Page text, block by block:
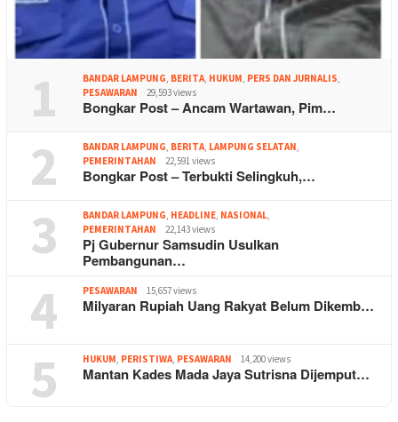
1 BANDAR LAMPUNG, BERITA, HUKUM, PERS DAN JURNALIS,
PESAWARAN
29,593 views
Bongkar Post – Ancam Wartawan, Pim…
2 BANDAR LAMPUNG, BERITA, LAMPUNG SELATAN,
PEMERINTAHAN
22,591 views
Bongkar Post – Terbukti Selingkuh,…
3 BANDAR LAMPUNG, HEADLINE, NASIONAL,
PEMERINTAHAN
22,143 views
Pj Gubernur Samsudin Usulkan
Pembangunan…
4 PESAWARAN 15,657 views
Milyaran Rupiah Uang Rakyat Belum Dikemb…
5 HUKUM, PERISTIWA, PESAWARAN 14,200 views
Mantan Kades Mada Jaya Sutrisna Dijemput…